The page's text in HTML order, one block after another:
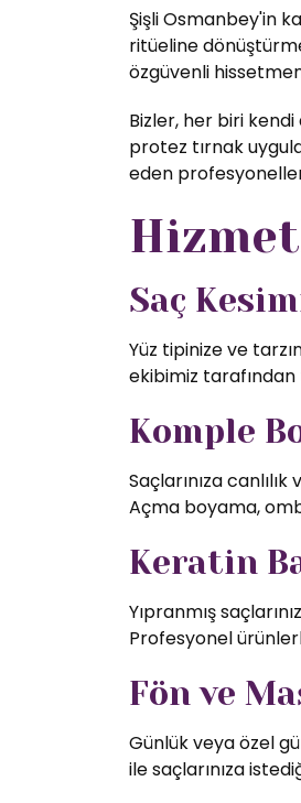
Şişli Osmanbey'in
ritüeline
özgüvenli
Bizler, her biri
protez tırnak
eden
Saç
Yüz tipinize ve
ekibimiz tarafından
Komple
Saçlarınıza
Açma boyama,
Keratin
Yıpranmış
Profesyonel
Fön ve
Günlük veya özel
ile saçlarınıza